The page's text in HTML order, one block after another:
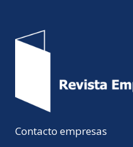
Contacto empresas